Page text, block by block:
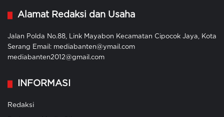
Alamat Redaksi dan Usaha
Jalan Polda No.88, Link Mayabon Kecamatan Cipocok Jaya, Kota
Serang Email: mediabanten@ymail.com
mediabanten2012@gmail.com
INFORMASI
Redaksi